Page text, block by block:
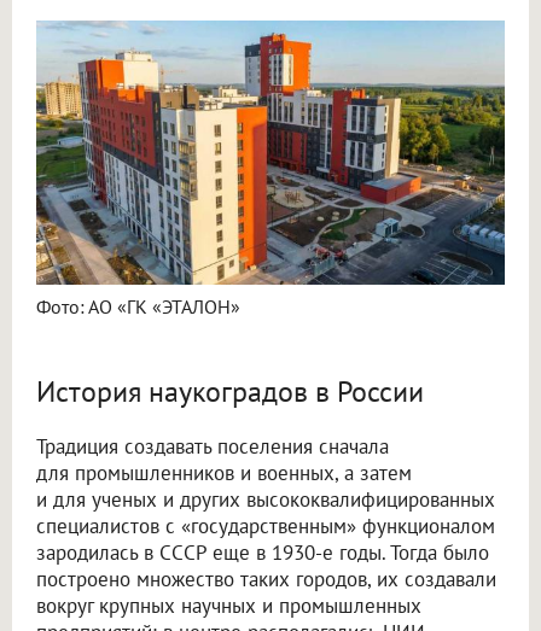
Фото: АО «ГК «ЭТАЛОН»
История наукоградов в России
Традиция создавать поселения сначала
для промышленников и военных, а затем
и для ученых и других высококвалифицированных
специалистов с «государственным» функционалом
зародилась в СССР еще в 1930-е годы. Тогда было
построено множество таких городов, их создавали
вокруг крупных научных и промышленных